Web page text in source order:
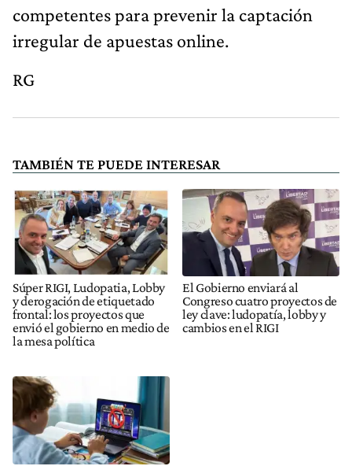
competentes para prevenir la captación
irregular de apuestas online.
RG
TAMBIÉN TE PUEDE INTERESAR
Súper RIGI, Ludopatia, Lobby
y derogación de etiquetado
frontal: los proyectos que
envió el gobierno en medio de
la mesa política
El Gobierno enviará al
Congreso cuatro proyectos de
ley clave: ludopatía, lobby y
cambios en el RIGI